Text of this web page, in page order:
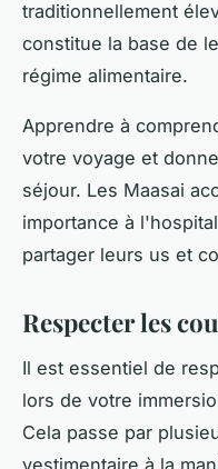
traditionnellement
constitue la base de
régime alimentaire.
Apprendre à
votre voyage et
séjour. Les Maasai
importance à
partager leurs us et
Respecter les
Il est essentiel de
lors de votre
Cela passe par
vestimentaire à la